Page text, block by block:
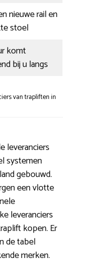
nieuwe rail en
stoel
komt
bij u langs
van trapliften in
leveranciers
systemen
gebouwd.
een vlotte
leveranciers
kopen. Er
de tabel
merken.